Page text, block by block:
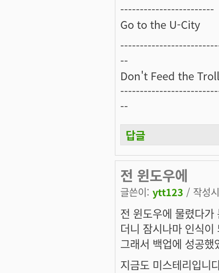
------------------------
Go to the U-City
--
Don't Feed the
--
답글
전 윈도우에
글쓴이: ytt123 / 작성
전 윈도우에 물렸다
더니 잠시나마 인식
그래서 백업에 성공했
지금도 미스테리입니